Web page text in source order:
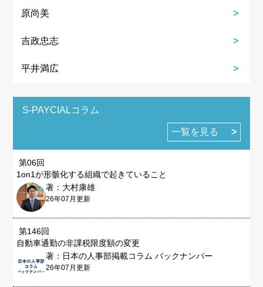
原尚美
吉政忠志
平井満広
S-PAYCIALコラム
一覧を見る
第06回
1on1が形骸化する組織で起きていること
著：大村康雄
26年07月更新
第146回
自動車通勤の非課税限度額の変更
著：日本の人事部掲載コラム バックナンバー
26年07月更新